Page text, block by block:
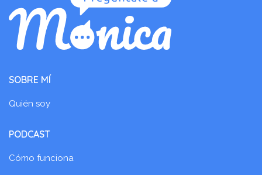
SOBRE MÍ
Quién soy
PODCAST
Cómo funciona